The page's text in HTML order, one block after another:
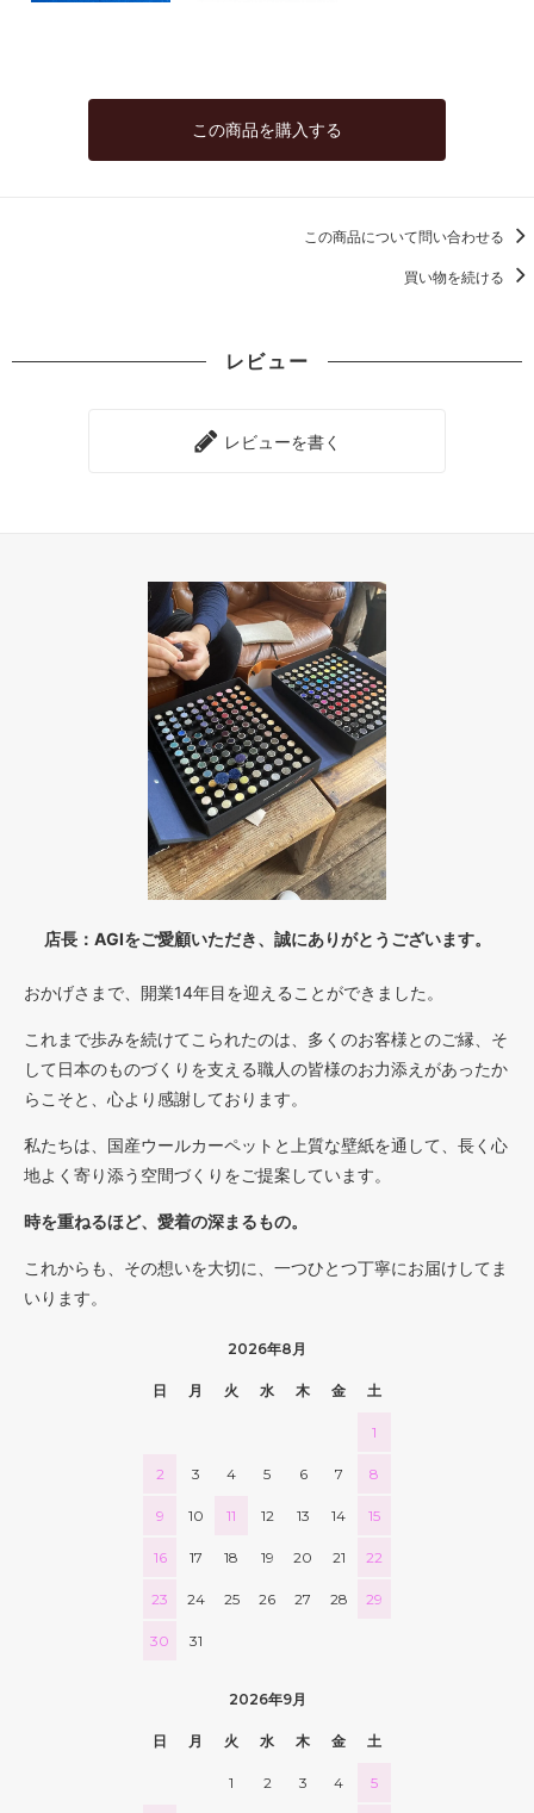
この商品を購入する
この商品について問い合わせる
買い物を続ける
レビュー
レビューを書く
店長：AGIをご愛顧いただき、誠にありがとうございます。
おかげさまで、開業14年目を迎えることができました。
これまで歩みを続けてこられたのは、多くのお客様とのご縁、そ
して日本のものづくりを支える職人の皆様のお力添えがあったか
らこそと、心より感謝しております。
私たちは、国産ウールカーペットと上質な壁紙を通して、長く心
地よく寄り添う空間づくりをご提案しています。
時を重ねるほど、愛着の深まるもの。
これからも、その想いを大切に、一つひとつ丁寧にお届けしてま
いります。
2026年8月
日 月 火 水 木 金 土
1
2 3 4 5 6 7 8
9 10 11 12 13 14 15
16 17 18 19 20 21 22
23 24 25 26 27 28 29
30 31
2026年9月
日 月 火 水 木 金 土
1 2 3 4 5